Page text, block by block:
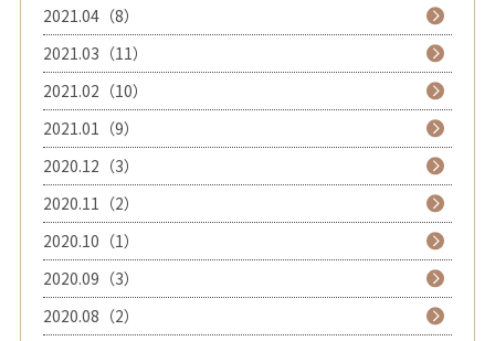
2021.04（8）
2021.03（11）
2021.02（10）
2021.01（9）
2020.12（3）
2020.11（2）
2020.10（1）
2020.09（3）
2020.08（2）